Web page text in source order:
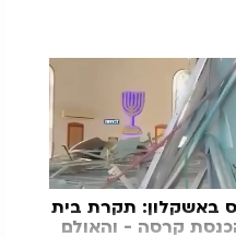
באשקלון: תקרת בית
קרסה - והאולם